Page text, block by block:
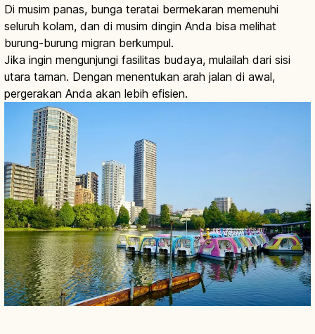
Di musim panas, bunga teratai bermekaran memenuhi
seluruh kolam, dan di musim dingin Anda bisa melihat
burung-burung migran berkumpul.
Jika ingin mengunjungi fasilitas budaya, mulailah dari sisi
utara taman. Dengan menentukan arah jalan di awal,
pergerakan Anda akan lebih efisien.